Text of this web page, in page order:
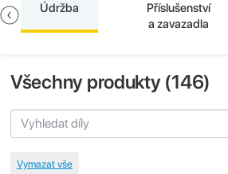
Údržba
Příslušenství
a zavazadla
Všechny produkty (146)